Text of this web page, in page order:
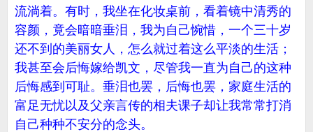
流淌着。有时，我坐在化妆桌前，看着镜中清秀的
容颜，竟会暗暗垂泪，我为自己惋惜，一个三十岁
还不到的美丽女人，怎么就过着这么平淡的生活；
我甚至会后悔嫁给凯文，尽管我一直为自己的这种
后悔感到可耻。垂泪也罢，后悔也罢，家庭生活的
富足无忧以及父亲言传的相夫课子却让我常常打消
自己种种不安分的念头。